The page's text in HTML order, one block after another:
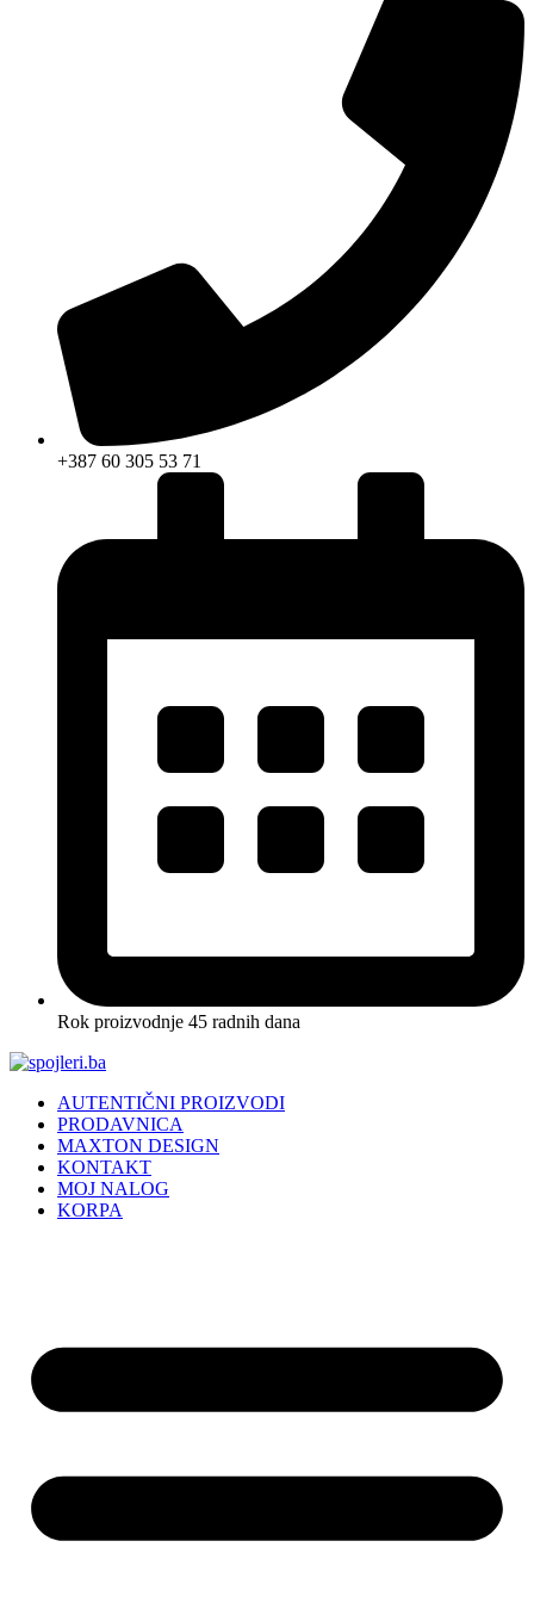
+387 60 305 53 71
Rok proizvodnje 45 radnih dana
AUTENTIČNI PROIZVODI
PRODAVNICA
MAXTON DESIGN
KONTAKT
MOJ NALOG
KORPA